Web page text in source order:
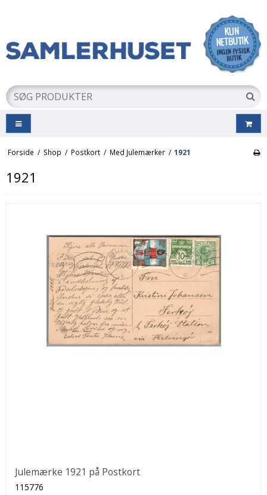
Forside / Shop / Postkort / Med Julemærker / 1921
1921
Julemærke 1921 på Postkort
115776